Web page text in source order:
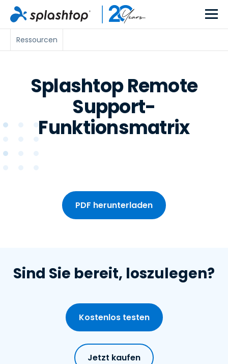
Ressourcen
Splashtop Remote
Support-
Funktionsmatrix
PDF herunterladen
Sind Sie bereit, loszulegen?
Kostenlos testen
Jetzt kaufen